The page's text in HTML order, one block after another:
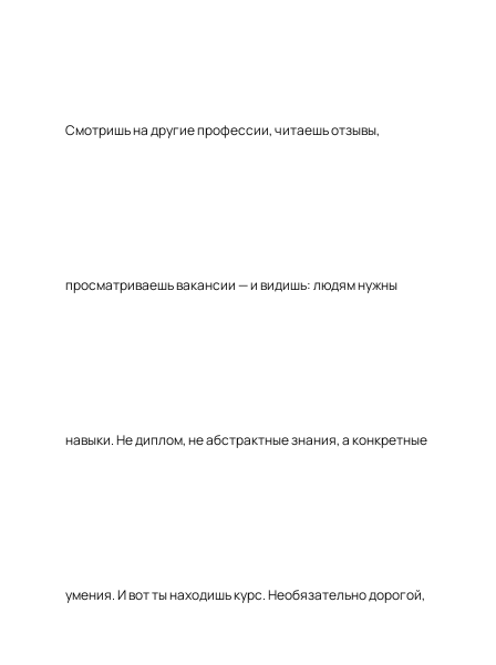
Смотришь на другие профессии, читаешь отзывы,
просматриваешь вакансии — и видишь: людям нужны
навыки. Не диплом, не абстрактные знания, а конкретные
умения. И вот ты находишь курс. Необязательно дорогой,